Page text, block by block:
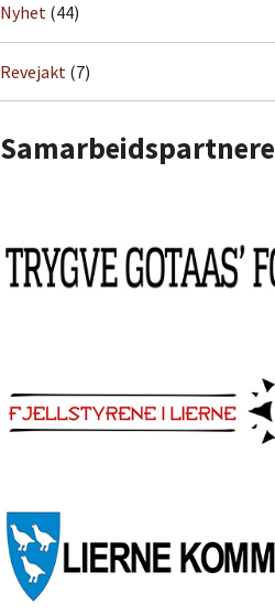
Nyhet (44)
Revejakt (7)
Samarbeidspartnere